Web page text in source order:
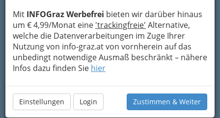
Mit INFOGraz Werbefrei bieten wir darüber hinaus
um € 4,99/Monat eine 'trackingfreie' Alternative,
welche die Datenverarbeitungen im Zuge Ihrer
Nutzung von info-graz.at von vornherein auf das
unbedingt notwendige Ausmaß beschränkt – nähere
Infos dazu finden Sie hier
Einstellungen Login Zustimmen & Weiter
Unternehmen Bundesgymnasium und
Bundesrealgymnasium Carnerigasse
weitergeleitet.
Mein Name